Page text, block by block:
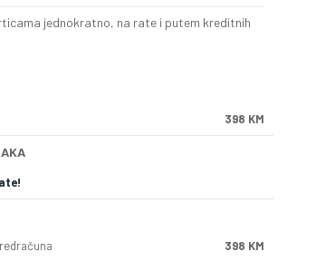
jednokratno, na rate i putem kreditnih
398 KM
398 KM